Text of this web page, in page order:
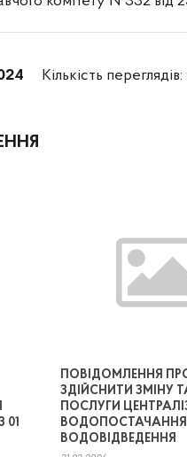
Кількість переглядів:
01
ПОВІДОМЛЕННЯ
ЗДІЙСНИТИ ЗМІНУ
ПОСЛУГИ
ВОДОПОСТАЧАННЯ
ВОДОВІДВЕДЕННЯ